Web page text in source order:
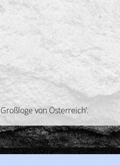
von Österreich’.